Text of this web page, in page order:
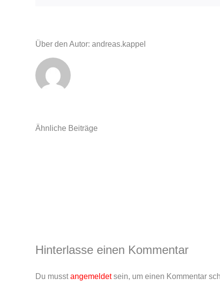
Über den Autor: andreas.kappel
Ähnliche Beiträge
Hinterlasse einen Kommentar
Du musstangemeldetsein, um einen Kommentar